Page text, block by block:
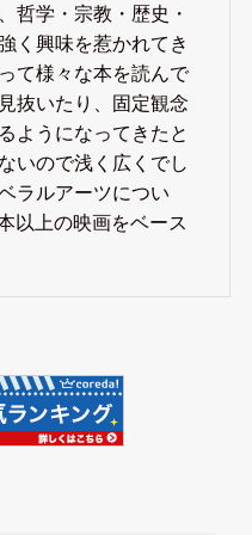
哲学・宗教・歴史・
く興味を惹かれてき
て様々な本を読んで
抜いたり、固定観念
ようになってきたと
いので浅く広くでし
ラルアーツについ
以上の映画をベース